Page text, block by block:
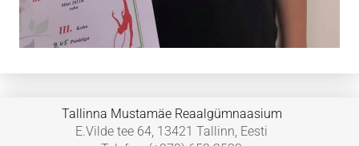
Tallinna Mustamäe Reaalgümnaasium
E.Vilde tee 64, 13421 Tallinn, Eesti